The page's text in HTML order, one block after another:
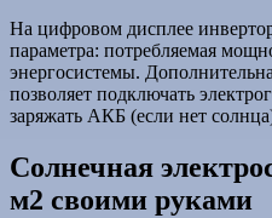
На цифровом дисплее
параметра: потребляемая
энергосистемы.
позволяет подключать
заряжать АКБ (если нет
Солнечная
м2 своими руками